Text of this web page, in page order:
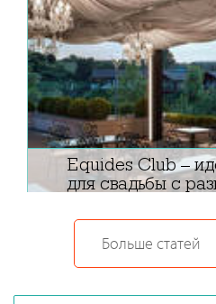
Equides Club –
для свадьбы с
Больше статей